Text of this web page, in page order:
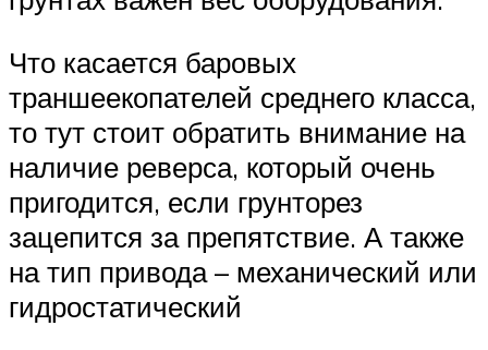
Что касается баровых
траншеекопателей среднего класса,
то тут стоит обратить внимание на
наличие реверса, который очень
пригодится, если грунторез
зацепится за препятствие. А также
на тип привода – механический или
гидростатический